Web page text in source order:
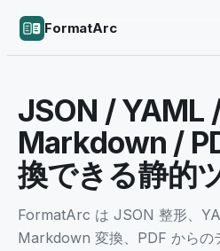
FormatArc
JSON / YAML
Markdown /
換できる静的
FormatArc は JSON 整形、
Markdown 変換、PDF からの